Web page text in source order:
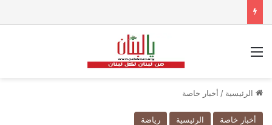
الرئيسية / أخبار خاصة
أخبار خاصة الرئيسية رياضة